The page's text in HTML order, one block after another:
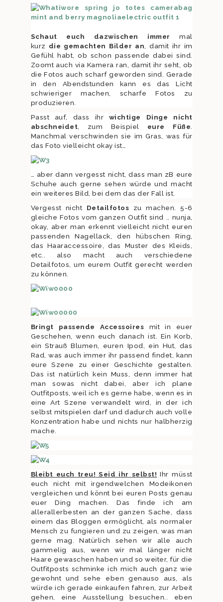
Schaut euch dazwischen immer mal
kurz die gemachten Bilder an , damit ihr im
Gefühl habt, ob schon passende dabei sind.
Zoomt auch via Kamera ran, damit ihr seht, ob
die Fotos auch scharf geworden sind. Gerade
in den Abendstunden kann es das Licht
schwieriger machen, scharfe Fotos zu
produzieren.
Passt auf, dass ihr wichtige Dinge nicht
abschneidet , zum Beispiel eure Füße
Manchmal verschwinden sie im Gras, was für
das Foto vielleicht okay ist…
… aber dann vergesst nicht, dass man zB eure
Schuhe auch gerne sehen würde und macht
ein weiteres Bild, bei dem das der Fall ist.
Vergesst nicht Detailfotos zu machen. 5-6
gleiche Fotos vom ganzen Outfit sind .. nunja,
okay, aber man erkennt vielleicht nicht euren
passenden Nagellack, den hübschen Ring,
das Haaraccessoire, das Muster des Kleids,
etc.. also macht auch verschiedene
Detailfotos, um eurem Outfit gerecht werden
zu können.
Bringt passende Accessoires mit in euer
Geschehen, wenn euch danach ist. Ein Korb,
ein Strauß Blumen, euren Ipod, ein Hut, das
Rad, was auch immer ihr passend findet, kann
eure Szene zu einer Geschichte gestalten.
Das ist natürlich kein Muss, denn immer hat
man sowas nicht dabei, aber ich plane
Outfitposts, weil ich es gerne habe, wenn es in
eine Art Szene verwandelt wird, in der ich
selbst mitspielen darf und dadurch auch volle
Konzentration habe und nichts nur halbherzig
mache.
Bleibt euch treu! Seid ihr selbst! Ihr müsst
euch nicht mit irgendwelchen Modeikonen
vergleichen und könnt bei euren Posts genau
euer Ding machen. Das finde ich am
allerallerbesten an der ganzen Sache, dass
einem das Bloggen ermöglicht, als normaler
Mensch zu fungieren und zu zeigen, was man
gerne mag. Natürlich sehen wir alle auch
gammelig aus, wenn wir mal länger nicht
Haare gewaschen haben und so weiter, für die
Outfitposts schminke ich mich auch ganz wie
gewohnt und sehe eben genauso aus, als
würde ich gerade einkaufen fahren, zur Arbeit
gehen, eine Ausstellung besuchen.. eben